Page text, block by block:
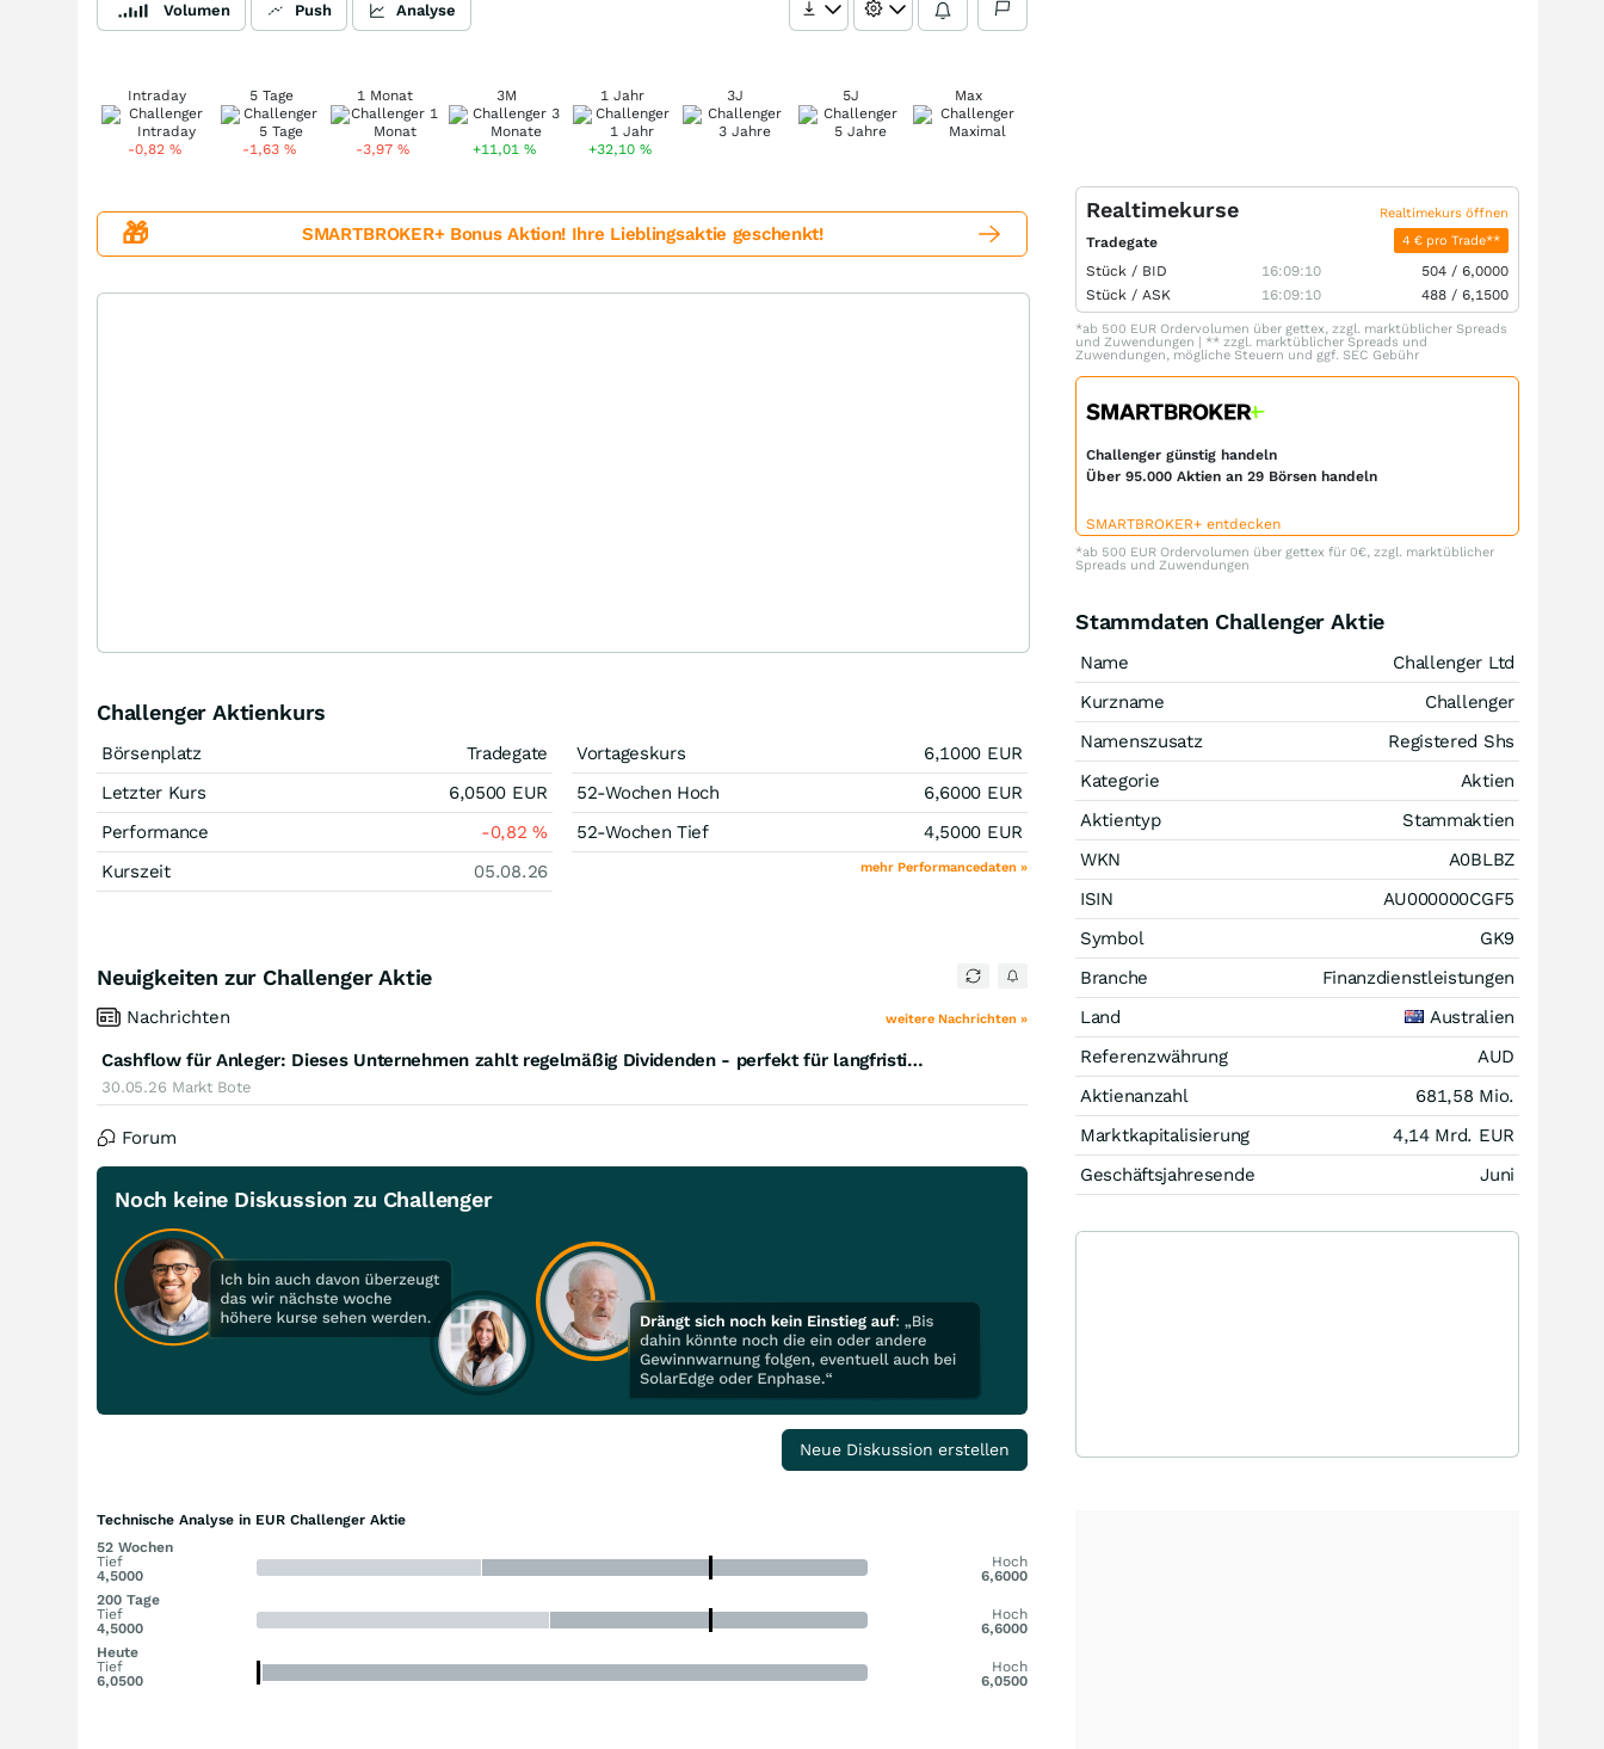
Volumen Push Analyse
Intraday
-0,82 %
5 Tage
-1,63 %
1 Monat
-3,97%
3M
+11,01 %
1 Jahr
+32,10%
3J 5J Max
🎁 SMARTBROKER+ Bonus Aktion! Ihre Lieblingsaktie geschenkt!
Challenger Aktienkurs
Börsenplatz
Tradegate
Letzter Kurs
6,0500 EUR
Performance
-0,82%
Kurszeit
05.08.26
Vortageskurs 6,1000 EUR
52-Wochen Hoch
6,6000 EUR
52-Wochen Tief
4,5000 EUR
mehr Performancedaten »
Neuigkeiten zur Challenger Aktie
Nachrichten weitere Nachrichten »
Cashflow für Anleger: Dieses Unternehmen zahlt regelmäßig Dividenden - perfekt für langfristige Einkünfte
30.05.26 Markt Bote
Forum
Noch keine Diskussion zu Challenger
Neue Diskussion erstellen
Technische Analyse in EUR Challenger Aktie
52 Wochen
Tief
4,5000
Hoch
6,6000
200 Tage
Tief
4,5000
Hoch
6,6000
Heute
Tief
6,0500
Hoch
6,0500
Realtimekurse Realtimekurs öffnen
Tradegate 4 € pro Trade**
Stück / BID 16:09:10 504 / 6,0000
Stück / ASK 16:09:10 488 / 6,1500
*ab 500 EUR Ordervolumen über gettex, zzgl. marktüblicher Spreads
und Zuwendungen | ** zzgl. marktüblicher Spreads und
Zuwendungen, mögliche Steuern und ggf. SEC Gebühr
Challenger günstig handeln
Über 95.000 Aktien an 29 Börsen handeln
SMARTBROKER+ entdecken
*ab 500 EUR Ordervolumen über gettex für 0€, zzgl. marktüblicher
Spreads und Zuwendungen
Stammdaten Challenger Aktie
Name
Challenger Ltd
Kurzname
Challenger
Namenszusatz
Registered Shs
Kategorie
Aktien
Aktientyp
Stammaktien
WKN
A0BLBZ
ISIN
AU000000CGF5
Symbol
GK9
Branche
Finanzdienstleistungen
Land
Australien
Referenzwährung
AUD
Aktienanzahl
681,58 Mio.
Marktkapitalisierung
4,14 Mrd. EUR
Geschäftsjahresende
Juni